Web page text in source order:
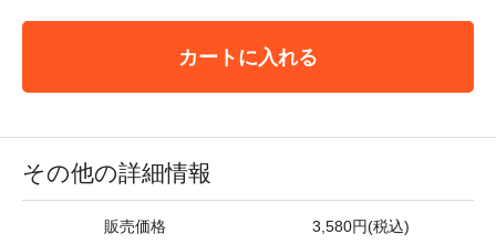
カートに入れる
その他の詳細情報
販売価格 3,580円(税込)